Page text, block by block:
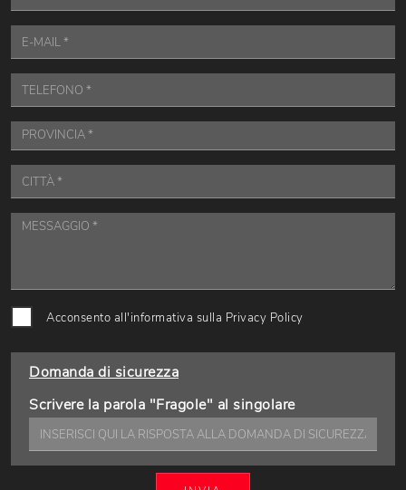
Acconsento all'informativa sulla Privacy Policy
Domanda di sicurezza
Scrivere la parola "Fragole" al singolare